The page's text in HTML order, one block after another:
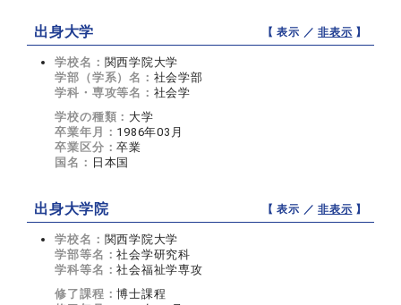
出身大学 【 表示 ／非表示 】
学校名： 関西学院大学
学部（学系）名： 社会学部
学科・専攻等名： 社会学
学校の種類： 大学
卒業年月： 1986年03月
卒業区分：卒業
国名： 日本国
出身大学院 【 表示 ／非表示 】
学校名： 関西学院大学
学部等名：社会学研究科
学科等名：社会福祉学専攻
修了課程：博士課程